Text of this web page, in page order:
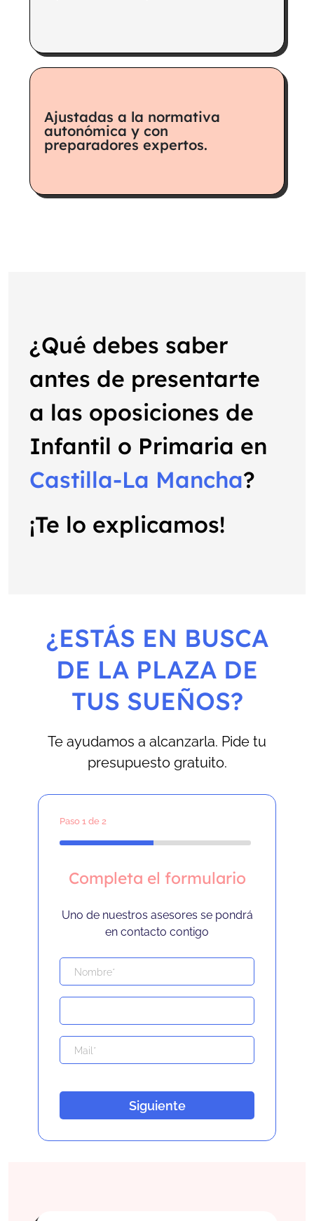
Ajustadas a la normativa
autonómica y con
preparadores expertos.
¿Qué debes saber
antes de presentarte
a las oposiciones de
Infantil o Primaria en
Castilla-La Mancha?
¡Te lo explicamos!
¿ESTÁS EN BUSCA
DE LA PLAZA DE
TUS SUEÑOS?
Te ayudamos a alcanzarla. Pide tu
presupuesto gratuito.
Paso 1 de 2
Completa el formulario
Uno de nuestros asesores se pondrá
en contacto contigo
Siguiente